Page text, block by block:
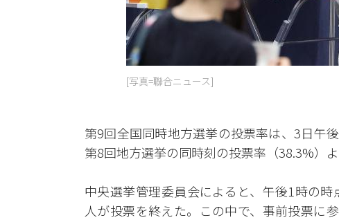
[写真=聯合ニュース]
第9回全国同時地方選挙の投票率は、3日午
第8回地方選挙の同時刻の投票率（38.3%）
中央選挙管理委員会によると、午後1時の
人が投票を終えた。この中で、事前投票に